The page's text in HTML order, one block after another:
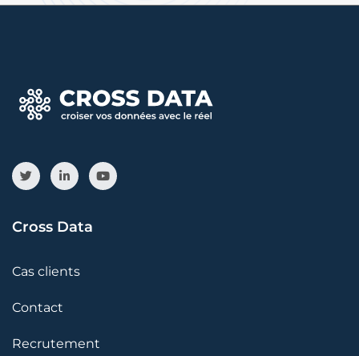
Cross Data
Cas clients
Contact
Recrutement